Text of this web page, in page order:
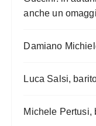
anche un
Damiano
Luca Salsi,
Michele Pertusi,